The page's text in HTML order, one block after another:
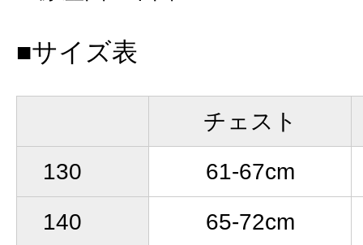
■サイズ表
チェスト
130
61-67cm
140
65-72cm